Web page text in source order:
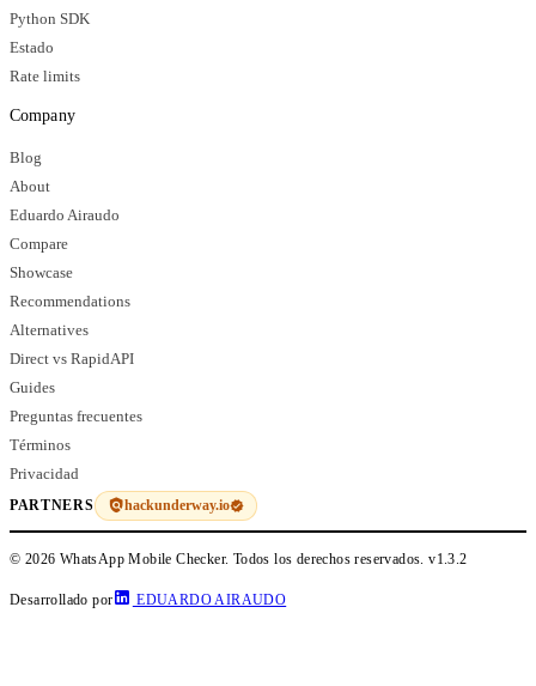
Python SDK
Estado
Rate limits
Company
Blog
About
Eduardo Airaudo
Compare
Showcase
Recommendations
Alternatives
Direct vs RapidAPI
Guides
Preguntas frecuentes
Términos
Privacidad
PARTNERS hackunderway.io
© 2026 WhatsApp Mobile Checker. Todos los derechos reservados.v1.3.2
Desarrollado por EDUARDO AIRAUDO